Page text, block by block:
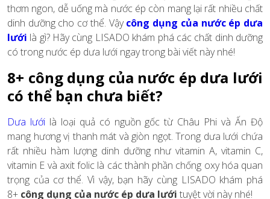
thơm ngon, dễ uống mà nước ép còn mang lại rất nhiều chất
dinh dưỡng cho cơ thể. Vậycông dụng của nước ép dưa
lưới là gì? Hãy cùng LISADO khám phá các chất dinh dưỡng
có trong nước ép dưa lưới ngay trong bài viết này nhé!
8+ công dụng của nước ép dưa lưới
có thể bạn chưa biết?
Dưa lướilà loại quả có nguồn gốc từ Châu Phi và Ấn Độ
mang hương vị thanh mát và giòn ngọt. Trong dưa lưới chứa
rất nhiều hàm lượng dinh dưỡng như vitamin A, vitamin C,
vitamin E và axit folic là các thành phần chống oxy hóa quan
trọng của cơ thể. Vì vậy, bạn hãy cùng LISADO khám phá
8+ công dụng của nước ép dưa lưới tuyệt vời này nhé!